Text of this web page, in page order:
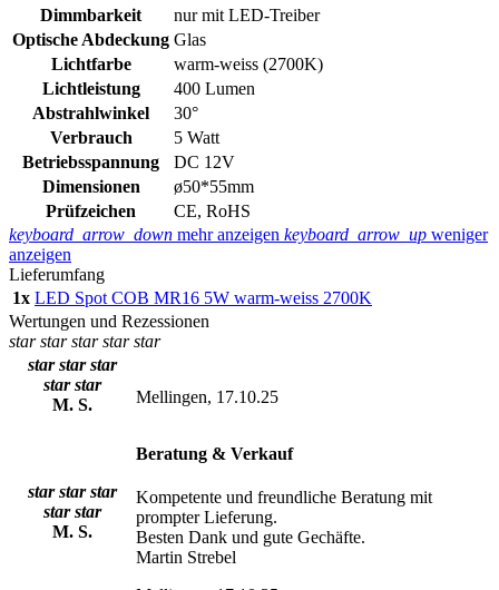
Dimmbarkeit
nur mit LED-Treiber
Optische Abdeckung Glas
Lichtfarbe
warm-weiss (2700K)
Lichtleistung
400 Lumen
Abstrahlwinkel
30°
Verbrauch
5 Watt
Betriebsspannung
DC 12V
Dimensionen
ø50*55mm
Prüfzeichen
CE, RoHS
keyboard_arrow_down mehr anzeigen keyboard_arrow_up weniger
anzeigen
Lieferumfang
1x LED Spot COB MR16 5W warm-weiss 2700K
Wertungen und Rezessionen
star star star star star
star star star
star star
M. S.
Mellingen, 17.10.25
star star star
star star
M. S.
Beratung & Verkauf
Kompetente und freundliche Beratung mit
prompter Lieferung.
Besten Dank und gute Gechäfte.
Martin Strebel